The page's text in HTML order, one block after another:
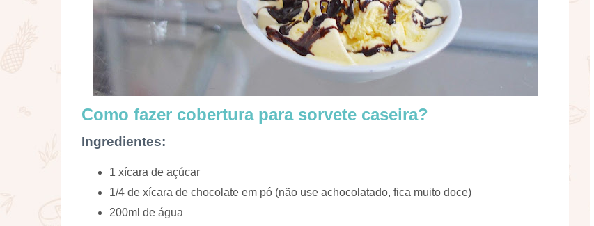
Como fazer cobertura para sorvete caseira?
Ingredientes:
1 xícara de açúcar
1/4 de xícara de chocolate em pó (não use achocolatado, fica muito doce)
200ml de água